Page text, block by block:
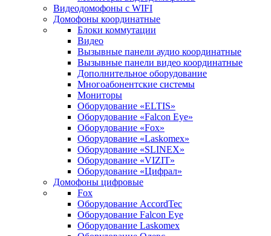
Видеодомофоны с WIFI
Домофоны координатные
Блоки коммутации
Видео
Вызывные панели аудио координатные
Вызывные панели видео координатные
Дополнительное оборудование
Многоабонентские системы
Мониторы
Оборудование «ELTIS»
Оборудование «Falcon Eye»
Оборудование «Fox»
Оборудование «Laskomex»
Оборудование «SLINEX»
Оборудование «VIZIT»
Оборудование «Цифрал»
Домофоны цифровые
Fox
Оборудование AccordTec
Оборудование Falcon Eye
Оборудование Laskomex